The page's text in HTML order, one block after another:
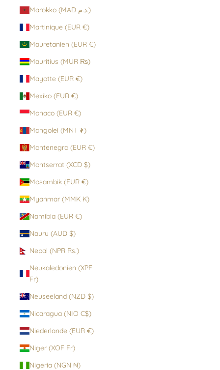
Marokko (MAD د.م.)
Martinique (EUR €)
Mauretanien (EUR €)
Mauritius (MUR ₨)
Mayotte (EUR €)
Mexiko (EUR €)
Monaco (EUR €)
Mongolei (MNT ₮)
Montenegro (EUR €)
Montserrat (XCD $)
Mosambik (EUR €)
Myanmar (MMK K)
Namibia (EUR €)
Nauru (AUD $)
Nepal (NPR Rs.)
Neukaledonien (XPF
Fr)
Neuseeland (NZD $)
Nicaragua (NIO C$)
Niederlande (EUR €)
Niger (XOF Fr)
Nigeria (NGN ₦)